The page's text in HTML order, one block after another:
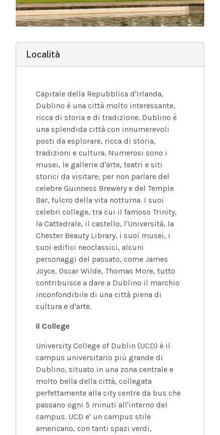
Località
Capitale della Repubblica d'Irlanda,
Dublino è una città molto interessante,
ricca di storia e di tradizione. Dublino è
una splendida città con innumerevoli
posti da esplorare, ricca di storia,
tradizioni e cultura. Numerosi sono i
musei, le gallerie d'arte, teatri e siti
storici da visitare; per non parlare del
celebre Guinness Brewery e del Temple
Bar, fulcro della vita notturna. I suoi
celebri college, tra cui il famoso Trinity,
la Cattedrale, il castello, l'Università, la
Chester Beauty Library, i suoi musei, i
suoi edifici neoclassici, alcuni
personaggi del passato, come James
Joyce, Oscar Wilde, Thomas More, tutto
contribuisce a dare a Dublino il marchio
inconfondibile di una città piena di
cultura e d'arte.
Il College
University College of Dublin (UCD) è il
campus universitario più grande di
Dublino, situato in una zona centrale e
molto bella della città, collegata
perfettamente alla city centre da bus che
passano ogni 5 minuti all'interno del
campus. UCD e' un campus stile
americano, con tanti spazi verdi,